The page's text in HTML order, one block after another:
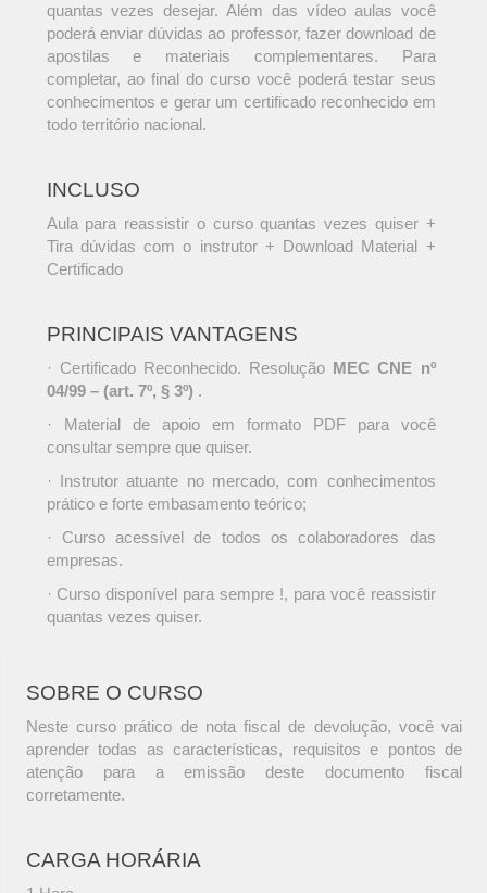
quantas vezes desejar. Além das vídeo aulas você
poderá enviar dúvidas ao professor, fazer download de
apostilas e materiais complementares. Para
completar, ao final do curso você poderá testar seus
conhecimentos e gerar um certificado reconhecido em
todo território nacional.
INCLUSO
Aula para reassistir o curso quantas vezes quiser +
Tira dúvidas com o instrutor + Download Material +
Certificado
PRINCIPAIS VANTAGENS
· Certificado Reconhecido. Resolução MEC CNE nº
04/99 – (art. 7º, § 3º) .
· Material de apoio em formato PDF para você
consultar sempre que quiser.
· Instrutor atuante no mercado, com conhecimentos
prático e forte embasamento teórico;
· Curso acessível de todos os colaboradores das
empresas.
· Curso disponível para sempre !, para você reassistir
quantas vezes quiser.
SOBRE O CURSO
Neste curso prático de nota fiscal de devolução, você vai
aprender todas as características, requisitos e pontos de
atenção para a emissão deste documento fiscal
corretamente.
CARGA HORÁRIA